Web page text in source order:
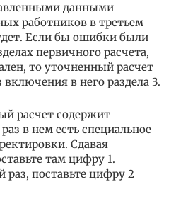
данными
работников в третьем
Если бы ошибки были
первичного расчета,
то уточненный расчет
включения в него раздела 3.
расчет содержит
в нем есть специальное
Сдавая
там цифру 1.
поставьте цифру 2